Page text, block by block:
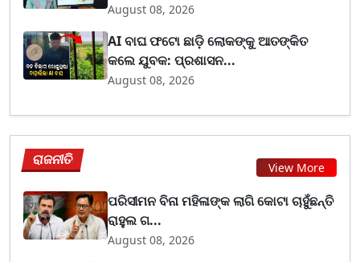
August 08, 2026
AI ବାଘ ଫଟୋ ଛାଡ଼ି ଲୋକଙ୍କୁ ଆତଙ୍କିତ
କଲେ ଯୁବକ: ପ୍ରଶାସନ...
August 08, 2026
ରାଜନୀତି View More
ପରିସୀମନ ବିନା ମହିଳାଙ୍କ ଲାଗି କୋଟା ଚାହୁଁଛନ୍ତି
ରାହୁଲ ଗ...
August 08, 2026